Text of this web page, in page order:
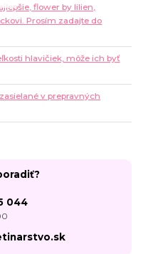
flower by lilien,
Prosím zadajte do
hlavičiek, môže ich byť
v prepravných
044